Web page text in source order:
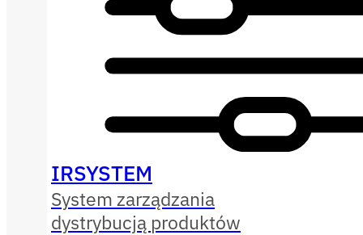
IRSYSTEM
System zarządzania
dystrybucją produktów